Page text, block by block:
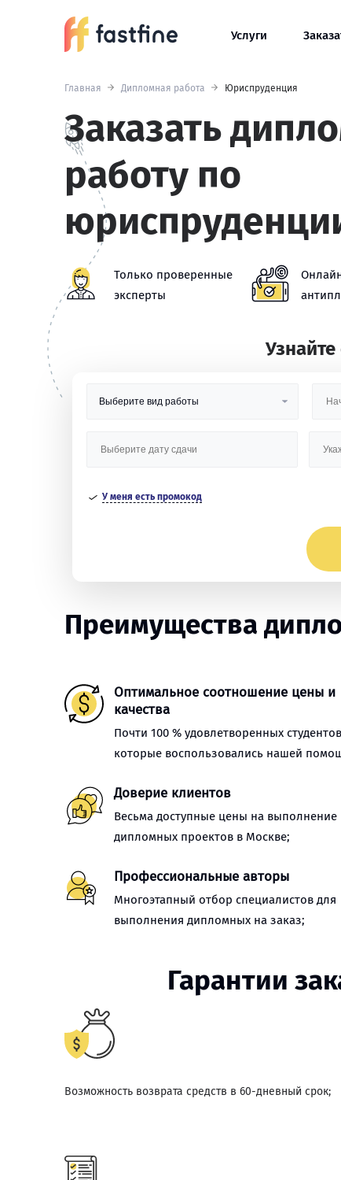
Услуги
Главная Дипломная работа Юриспруденция
Заказать
работу по
Только проверенные
эксперты
У меня есть промокод
Преимущества
Оптимальное соотношение цены и
качества
Почти 100 % удовлетворенных
которые воспользовались нашей
Доверие клиентов
Весьма доступные цены на выполнение
дипломных проектов в Москве;
Профессиональные авторы
Многоэтапный отбор специалистов для
выполнения дипломных на заказ;
Гарантии
Возможность возврата средств в 60-дневный срок;